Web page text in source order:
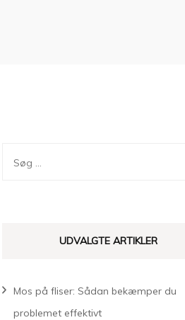
Søg
UDVALGTE ARTIKLER
Mos på fliser: Sådan bekæmper du
problemet effektivt